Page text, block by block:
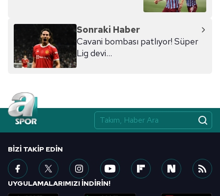
Sonraki Haber
Cavani bombası patlıyor! Süper
Lig devi...
BIZI TAKIP EDIN
UYGULAMALARIMIZI İNDİRİN!